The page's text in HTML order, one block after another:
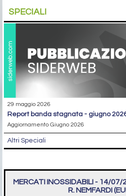
SPECIALI
29 maggio 2026
report banda stagnata - giugno
Aggiornamento Giugno 2026
Altri Speciali
MERCATI INOSSIDABILI - 14/07/
R. NEMFARDI